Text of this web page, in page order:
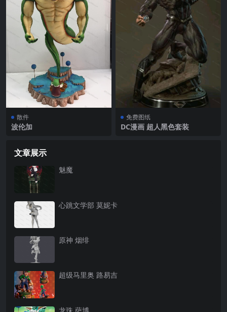
散件
波伦加
免费图纸
DC漫画 超人黑色套装
文章展示
魅魔
心跳文学部 莫妮卡
原神 烟绯
超级马里奥 路易吉
龙珠 萨博